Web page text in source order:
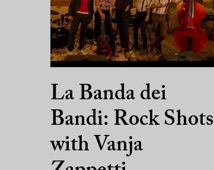
La Banda dei
Bandi: Rock Shots
with Vanja